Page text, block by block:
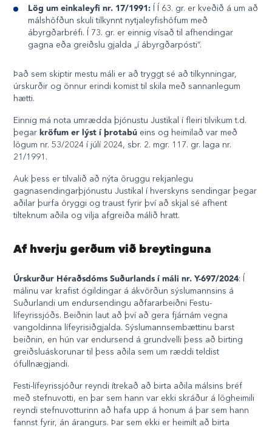
Lög um einkaleyfi nr. 17/1991:
Í Í 63. gr. er kveðið á um að
málshöfðun skuli tilkynnt nytjaleyfishöfum með
ábyrgðarbréfi. Í 73. gr. er einnig vísað til afhendingar
gagna eða greiðslu gjalda „í ábyrgðarpósti“.
Það sem skiptir mestu máli er að tryggt sé að tilkynningar,
úrskurðir og önnur erindi komist til skila með sannanlegum
hætti.
Einnig má nota umrædda þjónustu Justikal í fleiri tilvikum t.d.
þegar kröfum er lýst í þrotabú eins og heimilað var með
lögum nr. 53/2024 í júlí 2024, sbr. 2. mgr. 117. gr. laga nr.
21/1991.
Auk þess er tilvalið að nýta öruggu rekjanlegu
gagnasendingarþjónustu Justikal í hverskyns sendingar þegar
aðilar þurfa öryggi og traust fyrir því að skjal sé afhent
tilteknum aðila og vilja afgreiða málið hratt.
Af hverju gerðum við breytinguna
Úrskurður Héraðsdóms Suðurlands í máli nr. Y-697/2024: Í
málinu var krafist ógildingar á ákvörðun sýslumannsins á
Suðurlandi um endursendingu aðfararbeiðni Festu-
lífeyrissjóðs. Beiðnin laut að því að gera fjárnám vegna
vangoldinna lífeyrisiðgjalda. Sýslumannsembættinu barst
beiðnin, en hún var endursend á grundvelli þess að birting
greiðsluáskorunar til þess aðila sem um ræddi teldist
ófullnægjandi.
Festi-lífeyrissjóður reyndi ítrekað að birta aðila málsins bréf
með stefnuvotti, en þar sem hann var ekki skráður á lögheimili
reyndi stefnuvotturinn að hafa upp á honum á þar sem hann
fannst fyrir, án árangurs. Þar sem ekki er heimilt að birta